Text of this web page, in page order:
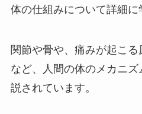
体の仕組みについて詳細に
関節や骨や、痛みが起こ
など、人間の体のメカニ
説されています。